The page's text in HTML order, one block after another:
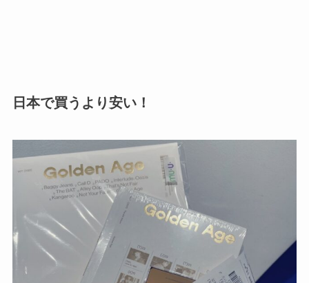
日本で買うより安い！